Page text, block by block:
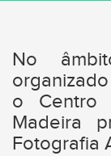
No
o
Madeira
Fotografia